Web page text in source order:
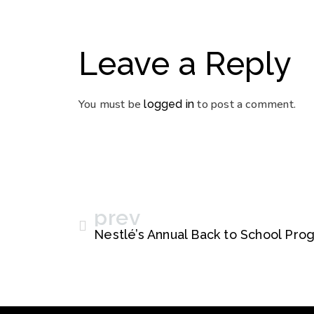
Leave a Reply
You must belogged in to post a comment.
prev
Nestlé’s Annual Back to School